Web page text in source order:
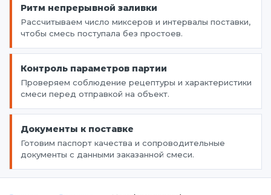
Ритм непрерывной заливки
Рассчитываем число миксеров и интервалы поставки,
чтобы смесь поступала без простоев.
Контроль параметров партии
Проверяем соблюдение рецептуры и характеристики
смеси перед отправкой на объект.
Документы к поставке
Готовим паспорт качества и сопроводительные
документы с данными заказанной смеси.